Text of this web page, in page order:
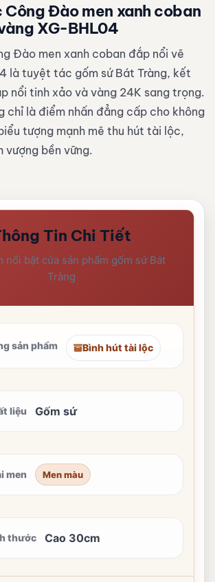
Công Đào men xanh coban
XG-BHL04
Đào men xanh coban đắp nổi vẽ
là tuyệt tác gốm sứ Bát Tràng, kết
nổi tinh xảo và vàng 24K sang trọng.
chỉ là điểm nhấn đẳng cấp cho không
tượng mạnh mẽ thu hút tài lộc,
vượng bền vững.
Tin Chi Tiết
nổi bật của sản phẩm gốm sứ Bát
Tràng
sản phẩm Bình hút tài lộc
liệu Gốm sứ
men Men màu
thước Cao 30cm